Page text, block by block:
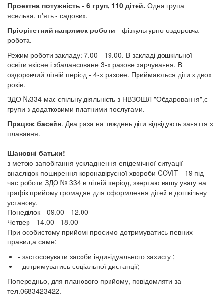
Проектна потужність - 6 груп, 110 дітей. Одна група
ясельна, п'ять - садових.
Пріорітетний напрямок роботи - фізкультурно-оздоровча
робота.
Режим роботи закладу: 7.00 - 19.00. В закладі дошкільної
освіти якісне і збалансоване 3-х разове харчування. В
оздоровчий літній період - 4-х разове. Приймаються діти з двох
років.
ЗДО №334 має спільну діяльність з НВЗОШЛ "Обдаровання",є
групи з додатковими платними послугами.
Працює басейн. Два раза на тиждень діти відвідують заняття з
плавання.
Шановні батьки!
з метою запобігання ускладнення епідемічної ситуації
внаслідок поширення коронавірусної хвороби COVIT - 19 під
час роботи ЗДО № 334 в літній період, звертаю вашу увагу на
графік прийому громадян для оформлення дітей в дошкільну
установу.
Понеділок - 09.00 - 12.00
Четвер - 14.00 - 18.00
При особистому прийомі просимо дотримуватись певних
правил,а саме:
- застосовувати засоби індивідуального захисту ;
- дотримуватись соціальної дистанції;
Попередньо, для планового прийому, повідомляти за
тел.0683423422.